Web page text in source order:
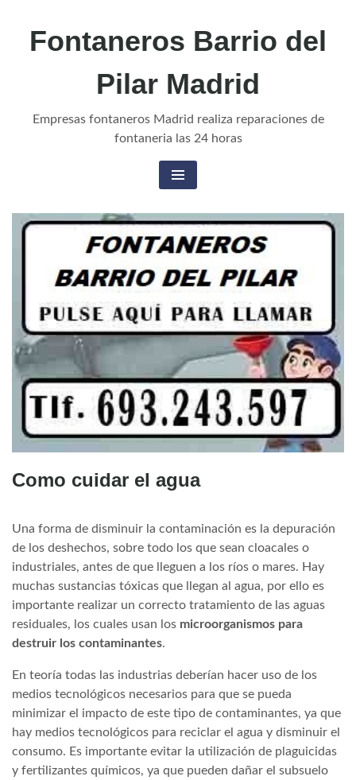
Fontaneros Barrio del
Pilar Madrid
Empresas fontaneros Madrid realiza reparaciones de
fontaneria las 24 horas
Como cuidar el agua
Una forma de disminuir la contaminación es la depuración
de los deshechos, sobre todo los que sean cloacales o
industriales, antes de que lleguen a los ríos o mares. Hay
muchas sustancias tóxicas que llegan al agua, por ello es
importante realizar un correcto tratamiento de las aguas
residuales, los cuales usan los microorganismos para
destruir los contaminantes.
En teoría todas las industrias deberían hacer uso de los
medios tecnológicos necesarios para que se pueda
minimizar el impacto de este tipo de contaminantes, ya que
hay medios tecnológicos para reciclar el agua y disminuir el
consumo. Es importante evitar la utilización de plaguicidas
y fertilizantes químicos, ya que pueden dañar el subsuelo